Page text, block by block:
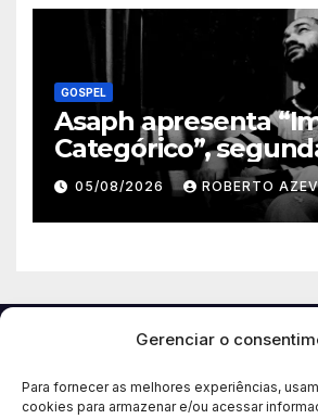
Gerenciar o
Para fornecer as melhores experiências,
cookies para armazenar e/ou acessar
GOSPEL
Asaph apresenta
Categórico”,
de trabalho de seu
álbum pela
05/08/2026 ROBERTO